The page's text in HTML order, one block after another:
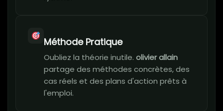
Méthode Pratique
Oubliez la théorie inutile. olivier allain​
partage des méthodes concrètes, des
cas réels et des plans d'action prêts à
l'emploi.